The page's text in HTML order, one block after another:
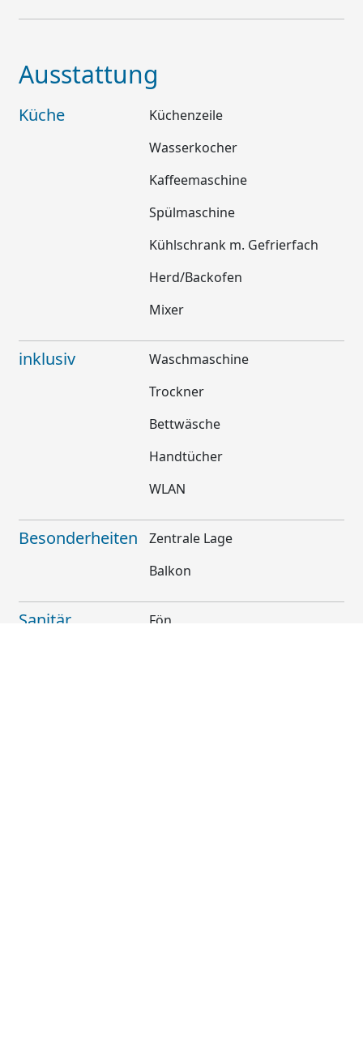
Ausstattung
Küche
Küchenzeile
Wasserkocher
Kaffeemaschine
Spülmaschine
Kühlschrank m. Gefrierfach
Herd/Backofen
Mixer
inklusiv
Waschmaschine
Trockner
Bettwäsche
Handtücher
WLAN
Besonderheiten
Zentrale Lage
Balkon
Sanitär
Fön